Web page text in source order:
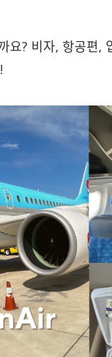
요? 비자, 항공편,